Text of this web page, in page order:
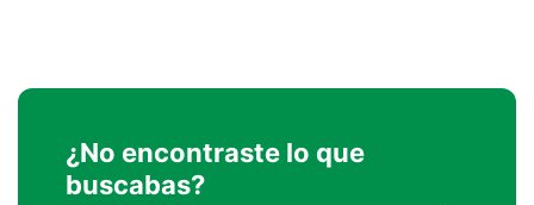
¿No encontraste lo que
buscabas?